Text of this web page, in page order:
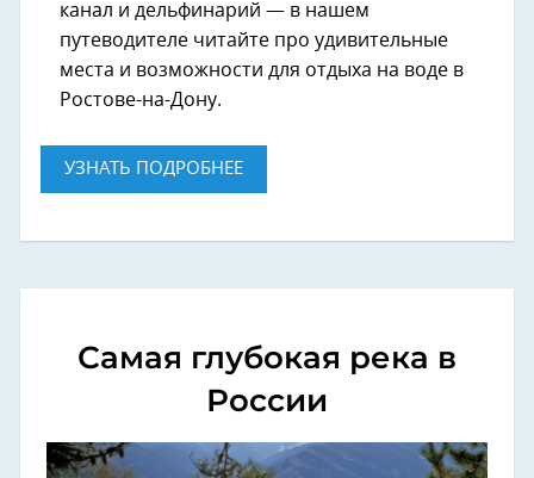
канал и дельфинарий — в нашем
путеводителе читайте про удивительные
места и возможности для отдыха на воде в
Ростове-на-Дону.
УЗНАТЬ ПОДРОБНЕЕ
Самая глубокая река в
России